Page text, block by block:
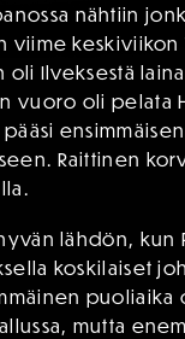
nähtiin
viime keskiviikon
oli Ilveksestä
vuoro oli pelata
Raittinen
lähdön, kun
koskilaiset
puoliaika
mutta